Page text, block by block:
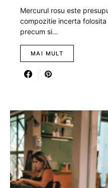
Mercurul rosu este
compozitie incerta
precum si…
MAI MULT